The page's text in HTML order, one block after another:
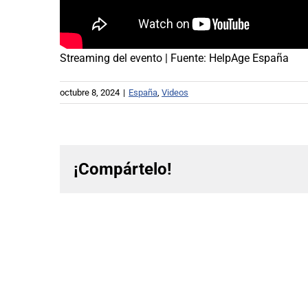
Streaming del evento | Fuente: HelpAge España
octubre 8, 2024 | España Videos
¡Compártelo!